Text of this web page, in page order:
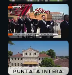
PUNTATA INTERA